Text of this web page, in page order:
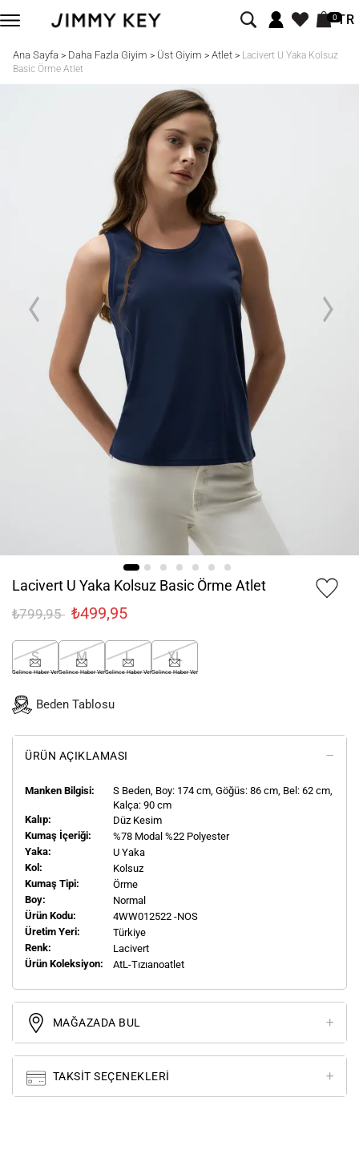
0TR
Ana Sayfa > Daha Fazla Giyim > Üst Giyim > Atlet> Lacivert U Yaka Kolsuz
Basic Örme Atlet
Lacivert U Yaka Kolsuz Basic Örme Atlet
₺799,95 ₺499,95
S
Gelince Haber Ver
M
Gelince Haber Ver
L
Gelince Haber Ver
XL
Gelince Haber Ver
Beden Tablosu
ÜRÜN AÇIKLAMASI
Manken Bilgisi: S Beden, Boy: 174 cm, Göğüs: 86 cm, Bel: 62 cm,
Kalça: 90 cm
Kalıp:
Düz Kesim
Kumaş İçeriği:
%78 Modal %22 Polyester
Yaka:
U Yaka
Kol:
Kolsuz
Kumaş Tipi:
Örme
Boy:
Normal
Ürün Kodu:
4WW012522 -NOS
Üretim Yeri:
Türkiye
Renk:
Lacivert
Ürün Koleksiyon:
AtL-Tızıanoatlet
MAĞAZADA BUL
TAKSIT SEÇENEKLERI